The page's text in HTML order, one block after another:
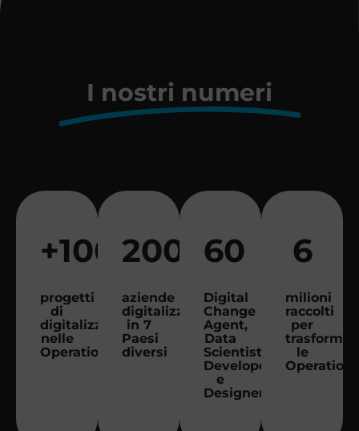
I nostri numeri
+1000
progetti
di
digitalizzazione
nelle
Operations
200
aziende
digitalizzate
in 7
Paesi
diversi
60
Digital
Change
Agent,
Data
Scientist,
Developer
e
Designer
6
milioni
raccolti
per
le
Operations